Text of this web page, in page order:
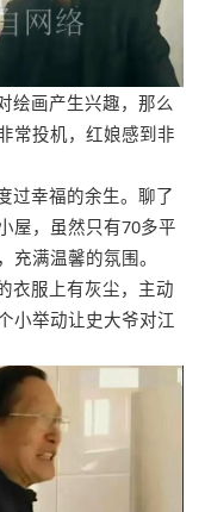
绘画产生兴趣，那么
常投机，红娘感到非
过幸福的余生。聊了
屋，虽然只有70多平
满温馨的氛围。
衣服上有灰尘，主动
小举动让史大爷对江